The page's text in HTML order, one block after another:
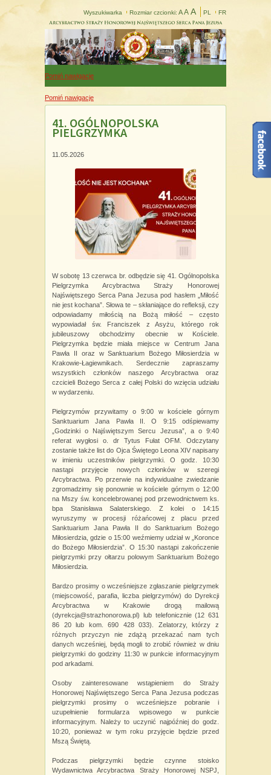
Wyszukiwarka Rozmiar czcionki: A A A PL FR
Pomiń nawigacje
Pomiń nawigacje
41. OGÓLNOPOLSKA
PIELGRZYMKA
11.05.2026
W sobotę 13 czerwca br. odbędzie się 41. Ogólnopolska
Pielgrzymka Arcybractwa Straży Honorowej
Najświętszego Serca Pana Jezusa pod hasłem „Miłość
nie jest kochana”. Słowa te – skłaniające do refleksji, czy
odpowiadamy miłością na Bożą miłość – często
wypowiadał św. Franciszek z Asyżu, którego rok
jubileuszowy obchodzimy obecnie w Kościele.
Pielgrzymka będzie miała miejsce w Centrum Jana
Pawła II oraz w Sanktuarium Bożego Miłosierdzia w
Krakowie-Łagiewnikach. Serdecznie zapraszamy
wszystkich członków naszego Arcybractwa oraz
czcicieli Bożego Serca z całej Polski do wzięcia udziału
w wydarzeniu.
Pielgrzymów przywitamy o 9:00 w kościele górnym
Sanktuarium Jana Pawła II. O 9:15 odśpiewamy
„Godzinki o Najświętszym Sercu Jezusa”, a o 9:40
referat wygłosi o. dr Tytus Fułat OFM. Odczytany
zostanie także list do Ojca Świętego Leona XIV napisany
w imieniu uczestników pielgrzymki. O godz. 10:30
nastąpi przyjęcie nowych członków w szeregi
Arcybractwa. Po przerwie na indywidualne zwiedzanie
zgromadzimy się ponownie w kościele górnym o 12:00
na Mszy św. koncelebrowanej pod przewodnictwem ks.
bpa Stanisława Salaterskiego. Z kolei o 14:15
wyruszymy w procesji różańcowej z placu przed
Sanktuarium Jana Pawła II do Sanktuarium Bożego
Miłosierdzia, gdzie o 15:00 weźmiemy udział w „Koronce
do Bożego Miłosierdzia”. O 15:30 nastąpi zakończenie
pielgrzymki przy ołtarzu polowym Sanktuarium Bożego
Miłosierdzia.
Bardzo prosimy o wcześniejsze zgłaszanie pielgrzymek
(miejscowość, parafia, liczba pielgrzymów) do Dyrekcji
Arcybractwa w Krakowie drogą mailową
(dyrekcja@strazhonorowa.pl) lub telefonicznie (12 631
86 20 lub kom. 690 428 033). Zelatorzy, którzy z
różnych przyczyn nie zdążą przekazać nam tych
danych wcześniej, będą mogli to zrobić również w dniu
pielgrzymki do godziny 11:30 w punkcie informacyjnym
pod arkadami.
Osoby zainteresowane wstąpieniem do Straży
Honorowej Najświętszego Serca Pana Jezusa podczas
pielgrzymki prosimy o wcześniejsze pobranie i
uzupełnienie formularza wpisowego w punkcie
informacyjnym. Należy to uczynić najpóźniej do godz.
10:20, ponieważ w tym roku przyjęcie będzie przed
Mszą Świętą.
Podczas pielgrzymki będzie czynne stoisko
Wydawnictwa Arcybractwa Straży Honorowej NSPJ,